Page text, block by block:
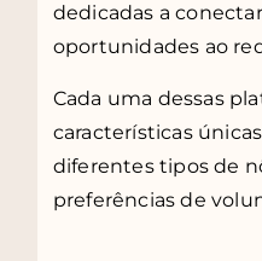
dedicadas a
oportunidades ao
Cada uma dessas
características
diferentes tipos de
preferências de